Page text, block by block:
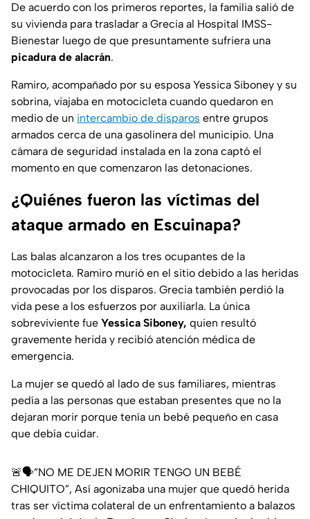
De acuerdo con los primeros reportes, la familia salió de
su vivienda para trasladar a Grecia al Hospital IMSS-
Bienestar luego de que presuntamente sufriera una
picadura de alacrán.
Ramiro, acompañado por su esposa Yessica Siboney y su
sobrina, viajaba en motocicleta cuando quedaron en
medio de un intercambio de disparos entre grupos
armados cerca de una gasolinera del municipio. Una
cámara de seguridad instalada en la zona captó el
momento en que comenzaron las detonaciones.
¿Quiénes fueron las víctimas del
ataque armado en Escuinapa?
Las balas alcanzaron a los tres ocupantes de la
motocicleta. Ramiro murió en el sitio debido a las heridas
provocadas por los disparos. Grecia también perdió la
vida pese a los esfuerzos por auxiliarla. La única
sobreviviente fue Yessica Siboney, quien resultó
gravemente herida y recibió atención médica de
emergencia.
La mujer se quedó al lado de sus familiares, mientras
pedía a las personas que estaban presentes que no la
dejaran morir porque tenía un bebé pequeño en casa
que debía cuidar.
🚨🗣️”NO ME DEJEN MORIR TENGO UN BEBÉ
CHIQUITO”, Así agonizaba una mujer que quedó herida
tras ser víctima colateral de un enfrentamiento a balazos